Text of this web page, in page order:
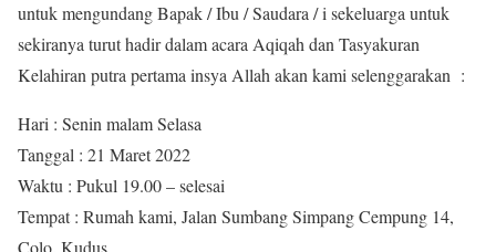
untuk mengundang Bapak / Ibu / Saudara / i sekeluarga untuk
sekiranya turut hadir dalam acara Aqiqah dan Tasyakuran
Kelahiran putra pertama insya Allah akan kami selenggarakan :
Hari : Senin malam Selasa
Tanggal : 21 Maret 2022
Waktu : Pukul 19.00 – selesai
Tempat : Rumah kami, Jalan Sumbang Simpang Cempung 14,